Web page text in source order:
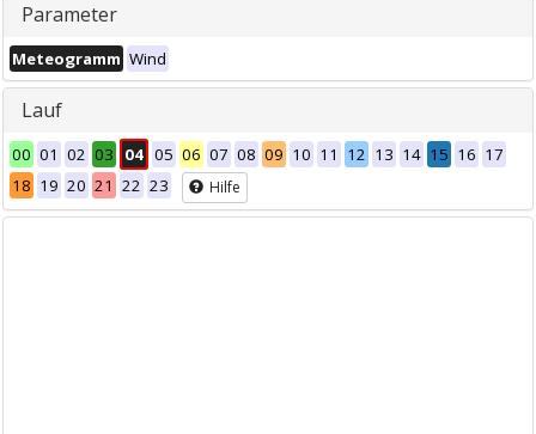
Parameter
Meteogramm Wind
Lauf
00 01 02 03 04 05 06 07 08 09 10 11 12 13 14 15 16 17
18 19 20 21 22 23 Hilfe